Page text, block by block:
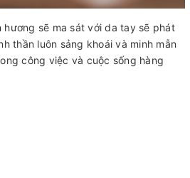
hương sẽ ma sát với da tay sẽ phát
thần luôn sảng khoái và minh mẫn
công việc và cuộc sống hàng